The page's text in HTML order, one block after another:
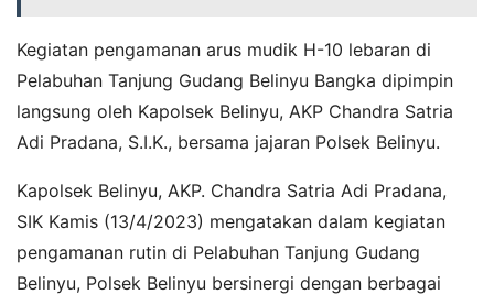
Kegiatan pengamanan arus mudik H-10 lebaran di
Pelabuhan Tanjung Gudang Belinyu Bangka dipimpin
langsung oleh Kapolsek Belinyu, AKP Chandra Satria
Adi Pradana, S.I.K., bersama jajaran Polsek Belinyu.
Kapolsek Belinyu, AKP. Chandra Satria Adi Pradana,
SIK Kamis (13/4/2023) mengatakan dalam kegiatan
pengamanan rutin di Pelabuhan Tanjung Gudang
Belinyu, Polsek Belinyu bersinergi dengan berbagai